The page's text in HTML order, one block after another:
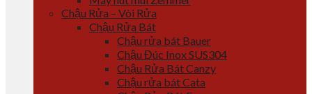
Chậu Rửa – Vòi Rửa
Chậu Rửa Bát
Chậu rửa bát Bauer
Chậu Đúc Inox SUS304
Chậu Rửa Bát Canzy
Chậu rửa bát Cata